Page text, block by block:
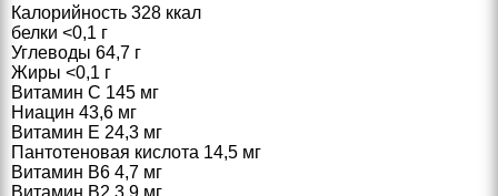
Калорийность 328 ккал
белки <0,1 г
Углеводы 64,7 г
Жиры <0,1 г
Витамин С 145 мг
Ниацин 43,6 мг
Витамин Е 24,3 мг
Пантотеновая кислота 14,5 мг
Витамин В6 4,7 мг
Витамин В2 3,9 мг